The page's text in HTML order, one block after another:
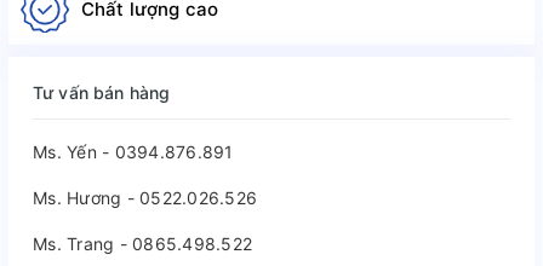
Chất lượng cao
Tư vấn bán hàng
Ms. Yến - 0394.876.891
Ms. Hương - 0522.026.526
Ms. Trang - 0865.498.522